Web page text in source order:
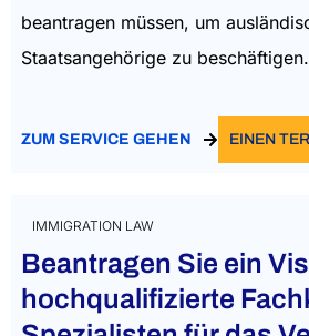
beantragen müssen, um
Staatsangehörige zu beschäftigen.
ZUM SERVICE GEHEN EINEN
IMMIGRATION LAW
Beantragen Sie ein
hochqualifizierte